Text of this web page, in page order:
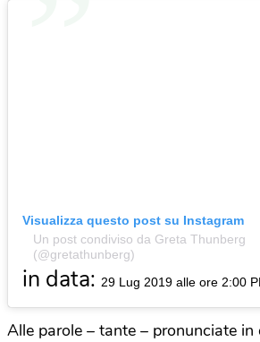
Visualizza questo post su Instagram
Un post condiviso da Greta Thunberg
(@gretathunberg)
in data: 29 Lug 2019 alle ore 2:00
Alle parole – tante – pronunciate in